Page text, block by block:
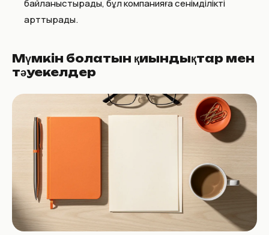
байланыстырады, бұл компанияға сенімділікті
арттырады.
Мүмкін болатын қиындықтар мен
тәуекелдер